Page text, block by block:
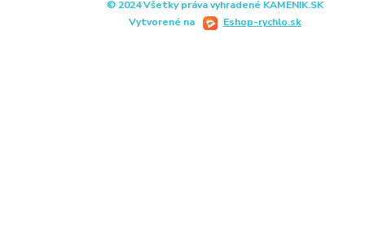
© 2024 Všetky práva vyhradené KAMENIK.SK
Vytvorené na
Eshop-rychlo.sk